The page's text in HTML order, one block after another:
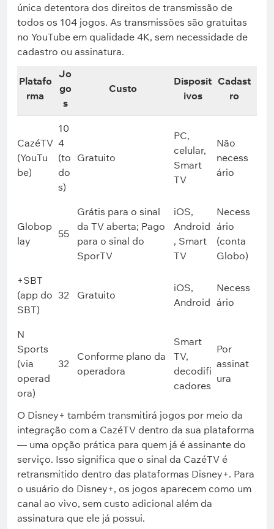
única detentora dos direitos de transmissão de
todos os 104 jogos. As transmissões são gratuitas
no YouTube em qualidade 4K, sem necessidade de
cadastro ou assinatura.
Platafo
rma
Jo
go
s
Custo
Disposit
ivos
Cadast
ro
CazéTV
(YouTu
be)
10
4
(to
do
s)
Gratuito
PC,
celular,
Smart
TV
Não
necess
ário
Globop
lay
55
Grátis para o sinal
da TV aberta; Pago
para o sinal do
SporTV
iOS,
Android
, Smart
TV
Necess
ário
(conta
Globo)
+SBT
(app do
SBT)
32 Gratuito
iOS,
Android
Necess
ário
N
Sports
(via
operad
ora)
32
Conforme plano da
operadora
Smart
TV,
decodifi
cadores
Por
assinat
ura
O Disney+ também transmitirá jogos por meio da
integração com a CazéTV dentro da sua plataforma
— uma opção prática para quem já é assinante do
serviço. Isso significa que o sinal da CazéTV é
retransmitido dentro das plataformas Disney+. Para
o usuário do Disney+, os jogos aparecem como um
canal ao vivo, sem custo adicional além da
assinatura que ele já possui.